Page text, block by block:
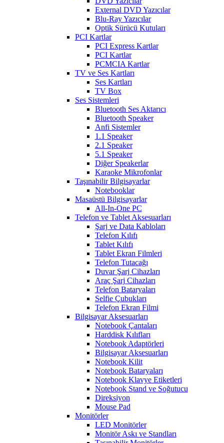
External DVD Yazıcılar
Blu-Ray Yazıcılar
Optik Sürücü Kutuları
PCI Kartlar
PCI Express Kartlar
PCI Kartlar
PCMCIA Kartlar
TV ve Ses Kartları
Ses Kartları
TV Box
Ses Sistemleri
Bluetooth Ses Aktarıcı
Bluetooth Speaker
Anfi Sistemler
1.1 Speaker
2.1 Speaker
5.1 Speaker
Diğer Speakerlar
Karaoke Mikrofonlar
Taşınabilir Bilgisayarlar
Notebooklar
Masaüstü Bilgisayarlar
All-In-One PC
Telefon ve Tablet Aksesuarları
Şarj ve Data Kabloları
Telefon Kılıfı
Tablet Kılıfı
Tablet Ekran Filmleri
Telefon Tutacağı
Duvar Şarj Cihazları
Araç Şarj Cihazları
Telefon Bataryaları
Selfie Çubukları
Telefon Ekran Filmi
Bilgisayar Aksesuarları
Notebook Çantaları
Harddisk Kılıfları
Notebook Adaptörleri
Bilgisayar Aksesuarları
Notebook Kilit
Notebook Bataryaları
Notebook Klavye Etiketleri
Notebook Stand ve Soğutucu
Direksiyon
Mouse Pad
Monitörler
LED Monitörler
Monitör Askı ve Standları